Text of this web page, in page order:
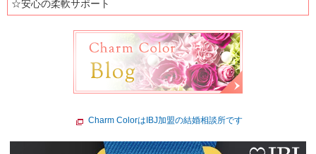
☆安心の柔軟サポート
Charm ColorはIBJ加盟の結婚相談所です